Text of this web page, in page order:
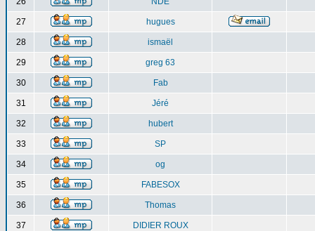
27 hugues
28 ismaël
29 greg 63
30 Fab
31 Jéré
32 hubert
33 SP
34 og
35 FABESOX
36 Thomas
37 DIDIER ROUX